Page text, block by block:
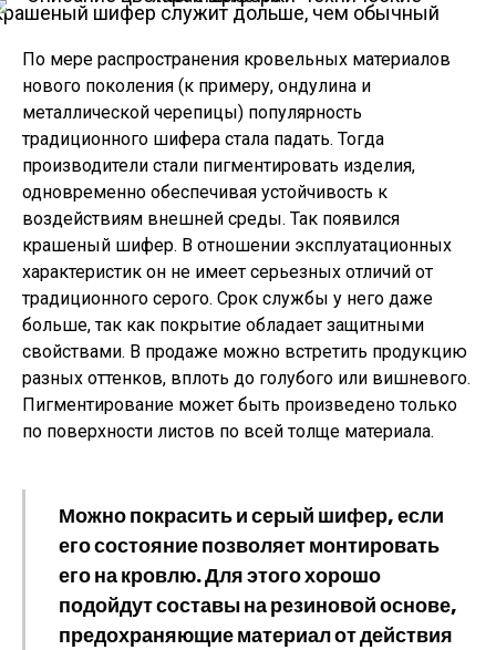
шифер служит дольше, чем обычный
По мере распространения кровельных материалов
нового поколения (к примеру, ондулина и
металлической черепицы) популярность
традиционного шифера стала падать. Тогда
производители стали пигментировать изделия,
одновременно обеспечивая устойчивость к
воздействиям внешней среды. Так появился
крашеный шифер. В отношении эксплуатационных
характеристик он не имеет серьезных отличий от
традиционного серого. Срок службы у него даже
больше, так как покрытие обладает защитными
свойствами. В продаже можно встретить продукцию
разных оттенков, вплоть до голубого или вишневого.
Пигментирование может быть произведено только
по поверхности листов по всей толще материала.
Можно покрасить и серый шифер, если
его состояние позволяет монтировать
его на кровлю. Для этого хорошо
подойдут составы на резиновой основе,
предохраняющие материал от действия